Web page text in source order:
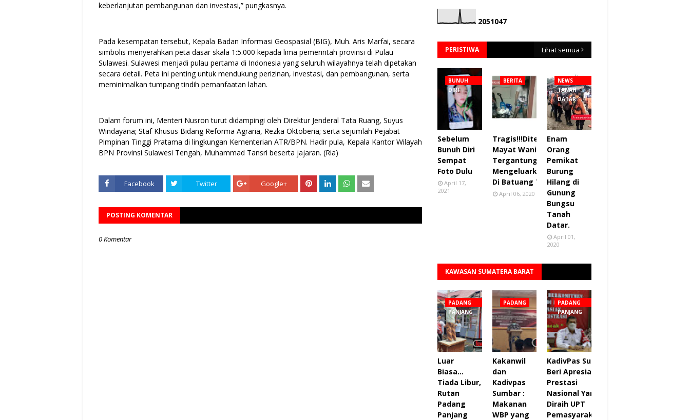
keberlanjutan pembangunan dan investasi,” pungkasnya.
Pada kesempatan tersebut, Kepala Badan Informasi Geospasial (BIG), Muh. Aris Marfai, secara
simbolis menyerahkan peta dasar skala 1:5.000 kepada lima pemerintah provinsi di Pulau
Sulawesi. Sulawesi menjadi pulau pertama di Indonesia yang seluruh wilayahnya telah dipetakan
secara detail. Peta ini penting untuk mendukung perizinan, investasi, dan pembangunan, serta
meminimalkan tumpang tindih pemanfaatan lahan.
Dalam forum ini, Menteri Nusron turut didampingi oleh Direktur Jenderal Tata Ruang, Suyus
Windayana; Staf Khusus Bidang Reforma Agraria, Rezka Oktoberia; serta sejumlah Pejabat
Pimpinan Tinggi Pratama di lingkungan Kementerian ATR/BPN. Hadir pula, Kepala Kantor Wilayah
BPN Provinsi Sulawesi Tengah, Muhammad Tansri beserta jajaran. (Ria)
Facebook Twitter Google+
POSTING KOMENTAR
0 Komentar
2051047
PERISTIWA Lihat semua
BUNUH
DIRI
Sebelum
Bunuh Diri
Sempat
Foto Dulu
April 17,
2021
BERITA
Tragis!!!Ditemukan
Mayat Wanita
Tergantung sudah
Mengeluarkan Bau
Di Batuang Taba.
April 06, 2020
NEWS
TANAH
DATAR
Enam
Orang
Pemikat
Burung
Hilang di
Gunung
Bungsu
Tanah
Datar.
April 01,
2020
KAWASAN SUMATERA BARAT
Lihat semua
PADANG
PANJANG
Luar
Biasa...
Tiada Libur,
Rutan
Padang
Panjang
PADANG
Kakanwil
dan
Kadivpas
Sumbar :
Makanan
WBP yang
PADANG
PANJANG
KadivPas Sumbar
Beri Apresiasi 27
Prestasi
Nasional Yang
Diraih UPT
Pemasyarakatan